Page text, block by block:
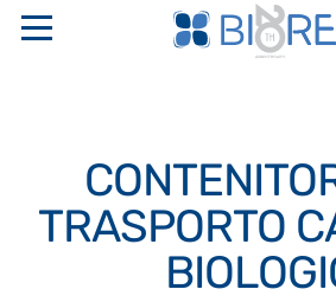
CHI SIAMO
PROFILO AZIENDALE
IL GRUPPO SAPIO
TRASPORTO